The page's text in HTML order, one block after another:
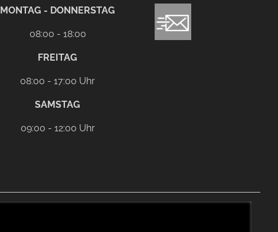
MONTAG - DONNERSTAG
08:00 - 18:00
FREITAG
08:00 - 17:00 Uhr
SAMSTAG
09:00 - 12:00 Uhr